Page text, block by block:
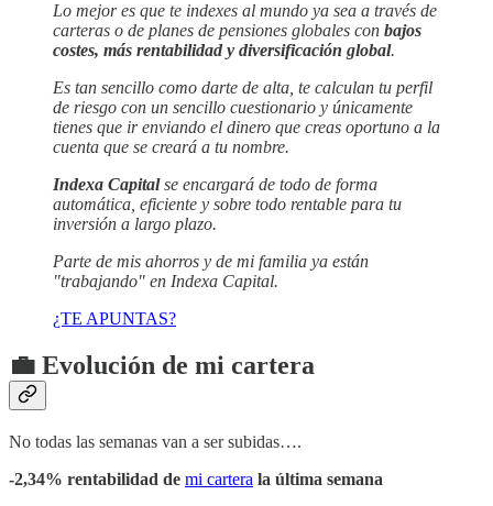
Lo mejor es que te indexes al mundo ya sea a través de
carteras o de planes de pensiones globales con bajos
costes, más rentabilidad y diversificación global.
Es tan sencillo como darte de alta, te calculan tu perfil
de riesgo con un sencillo cuestionario y únicamente
tienes que ir enviando el dinero que creas oportuno a la
cuenta que se creará a tu nombre.
Indexa Capitalse encargará de todo de forma
automática, eficiente y sobre todo rentable para tu
inversión a largo plazo.
Parte de mis ahorros y de mi familia ya están
"trabajando" en Indexa Capital.
¿TE APUNTAS?
💼 Evolución de mi cartera
No todas las semanas van a ser subidas….
-2,34% rentabilidad de mi cartera la última semana